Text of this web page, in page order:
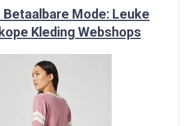
Betaalbare Mode: Leuke
Kleding Webshops